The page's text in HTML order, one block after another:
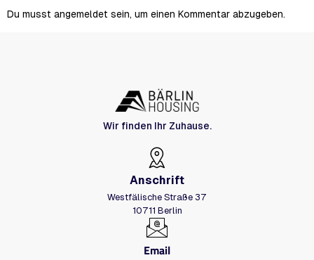
Du musst angemeldet sein, um einen Kommentar abzugeben.
Wir finden Ihr Zuhause.
Anschrift
Westfälische Straße 37
10711 Berlin
Email